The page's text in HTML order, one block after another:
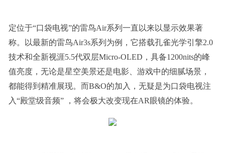
定位于“口袋电视”的雷鸟Air系列一直以来以显示效果著
称。以最新的雷鸟Air3s系列为例，它搭载孔雀光学引擎2.0
技术和全新视涯5.5代双层Micro-OLED，具备1200nits的峰
值亮度，无论是星空美景还是电影、游戏中的细腻场景，
都能得到精准展现。而B&O的加入，无疑是为口袋电视注
入“殿堂级音频” ，将会极大改变现在AR眼镜的体验。